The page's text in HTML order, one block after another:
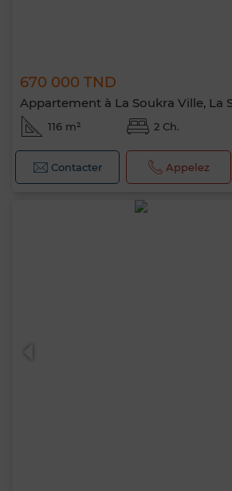
670 000 TND
Appartement à La Soukra Ville, La
116 m² 2 Ch.
Contacter Appelez